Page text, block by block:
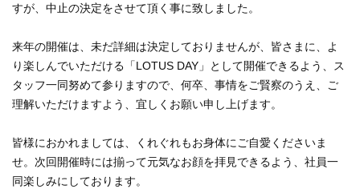
すが、中止の決定をさせて頂く事に致しました。
来年の開催は、未だ詳細は決定しておりませんが、皆さまに、よ
り楽しんでいただける「LOTUS DAY」として開催できるよう、ス
タッフ一同努めて参りますので、何卒、事情をご賢察のうえ、ご
理解いただけますよう、宜しくお願い申し上げます。
皆様におかれましては、くれぐれもお身体にご自愛くださいま
せ。次回開催時には揃って元気なお顔を拝見できるよう、社員一
同楽しみにしております。